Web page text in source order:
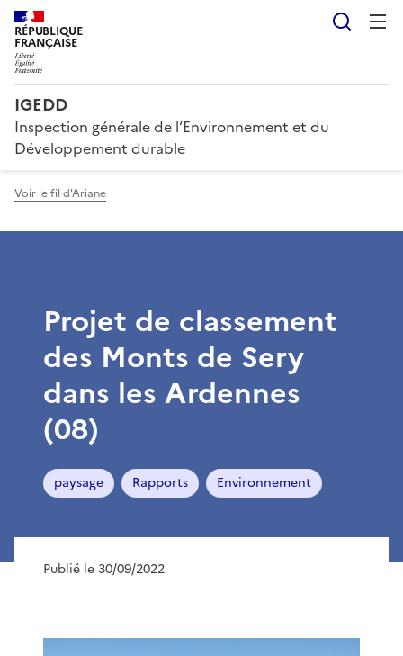
RÉPUBLIQUE
FRANÇAISE
IGEDD
Inspection générale de l’Environnement et du
Développement durable
Voir le fil d'Ariane
Projet de classement
des Monts de Sery
dans les Ardennes
(08)
paysage Rapports Environnement
Publié le 30/09/2022